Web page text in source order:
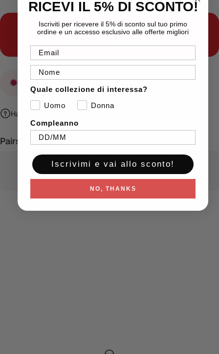
Indecisione sugli acquisti?
Esaurito
Hai bisogno di aiuto?
Pairs well with
RICEVI IL 5% DI SCONTO!
Iscriviti per ricevere il 5% di sconto sul tuo primo
ordine e un accesso esclusivo alle offerte migliori
Email
Nome
Quale collezione di interessa?
Uomo
Donna
Compleanno
Iscrivimi e vai allo sconto!
NO, THANKS